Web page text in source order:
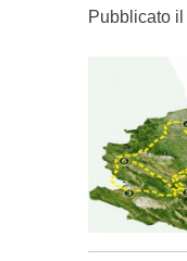
Pubblicato il